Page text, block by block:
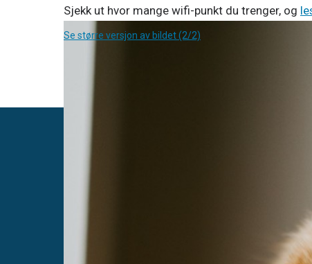
Sjekk ut hvor mange wifi-punkt du trenger, og
Se større versjon av bildet (2/2)
For å kunne leie Altibox Wifi Overalt, må du